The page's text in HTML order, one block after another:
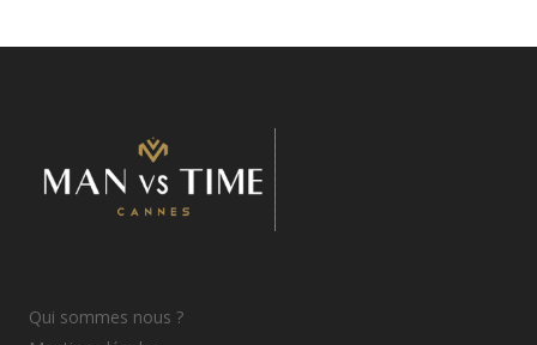
Qui sommes nous ?